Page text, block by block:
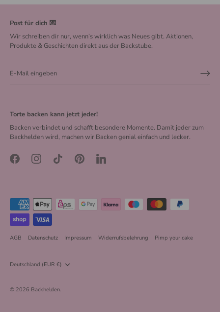
Post für dich 💌
Wir schreiben dir nur, wenn’s wirklich was Neues gibt. Aktionen,
Produkte & Geschichten direkt aus der Backstube.
Torte backen kann jetzt jeder!
Backen verbindet und schafft besondere Momente. Damit jeder zum
Backhelden wird, machen wir Backen genial einfach und lecker.
AGB Datenschutz Impressum Widerrufsbelehrung Pimp your cake
Währung
Deutschland (EUR €)
© 2026 Backhelden.